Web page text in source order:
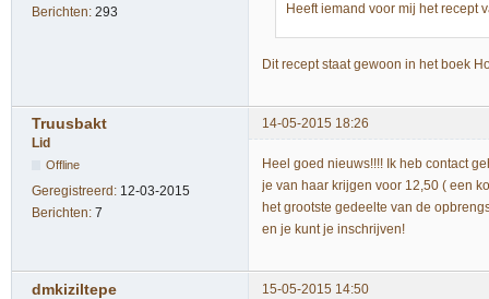
Berichten: 293
Heeft iemand voor mij het recept
Dit recept staat gewoon in het boek
Truusbakt
14-05-2015 18:26
Lid
Offline
Geregistreerd: 12-03-2015
Berichten: 7
Heel goed nieuws!!!! Ik heb contact
je van haar krijgen voor 12,50 ( een
het grootste gedeelte van de
en je kunt je inschrijven!
dmkiziltepe
15-05-2015 14:50